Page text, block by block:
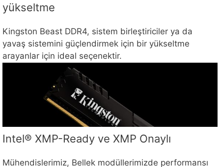
yükseltme
Kingston Beast DDR4, sistem birleştiriciler ya da
yavaş sistemini güçlendirmek için bir yükseltme
arayanlar için ideal seçenektir.
Intel® XMP-Ready ve XMP Onaylı
Mühendislerimiz, Bellek modüllerimizde performansı